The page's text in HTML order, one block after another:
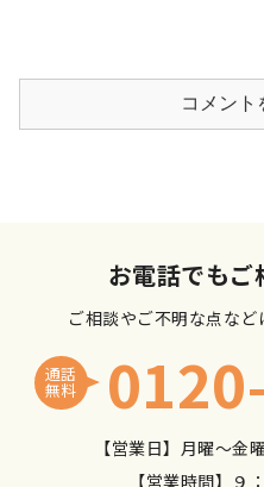
コメント
お電話でもご
ご相談やご不明な点な
通話
無料
【営業日】月曜～金
【営業時間】９